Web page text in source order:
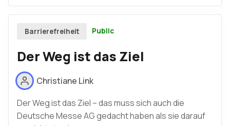
Barrierefreiheit Public
Der Weg ist das Ziel
Christiane Link
Der Weg ist das Ziel – das muss sich auch die
Deutsche Messe AG gedacht haben als sie darauf